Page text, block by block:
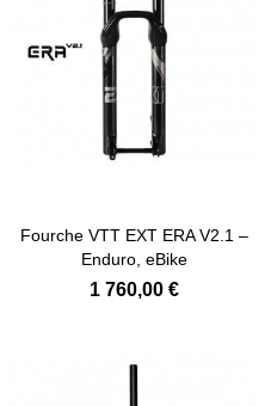
Fourche VTT EXT ERA V2.1 –
Enduro, eBike
1 760,00 €